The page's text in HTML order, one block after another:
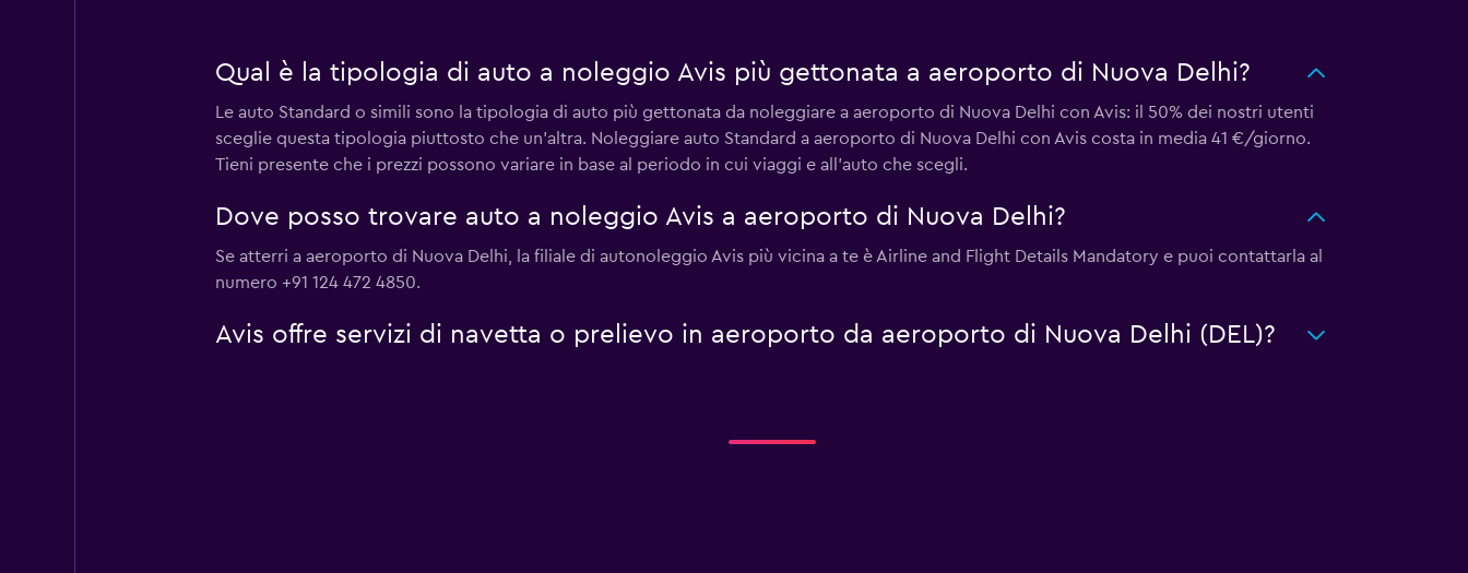
Qual è la tipologia di auto a noleggio Avis più gettonata a aeroporto di Nuova Delhi?
Le auto Standard o simili sono la tipologia di auto più gettonata da noleggiare a aeroporto di Nuova Delhi con Avis: il 50% dei nostri utenti
sceglie questa tipologia piuttosto che un'altra. Noleggiare auto Standard a aeroporto di Nuova Delhi con Avis costa in media 41 €/giorno.
Tieni presente che i prezzi possono variare in base al periodo in cui viaggi e all'auto che scegli.
Dove posso trovare auto a noleggio Avis a aeroporto di Nuova Delhi?
Se atterri a aeroporto di Nuova Delhi, la filiale di autonoleggio Avis più vicina a te è Airline and Flight Details Mandatory e puoi contattarla al
numero +91 124 472 4850.
Avis offre servizi di navetta o prelievo in aeroporto da aeroporto di Nuova Delhi (DEL)?